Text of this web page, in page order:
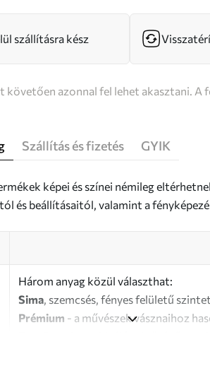
szállításra kész
követően azonnal fel lehet akasztani. A
Szállítás és fizetés GYIK
képei és színei némileg
és beállításaitól, valamint a
Három anyag közül választhat:
Sima, szemcsés, fényes felületű
Prémium - a művészek vásznaihoz